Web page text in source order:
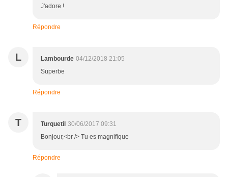
J'adore !
Répondre
L Lambourde 04/12/2018 21:05
Superbe
Répondre
T Turquetil 30/06/2017 09:31
Bonjour,<br /> Tu es magnifique
Répondre